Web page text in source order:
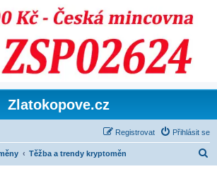
Zlatokopove.cz
Přihlásit se
Registrovat
Těžba a trendy kryptoměn